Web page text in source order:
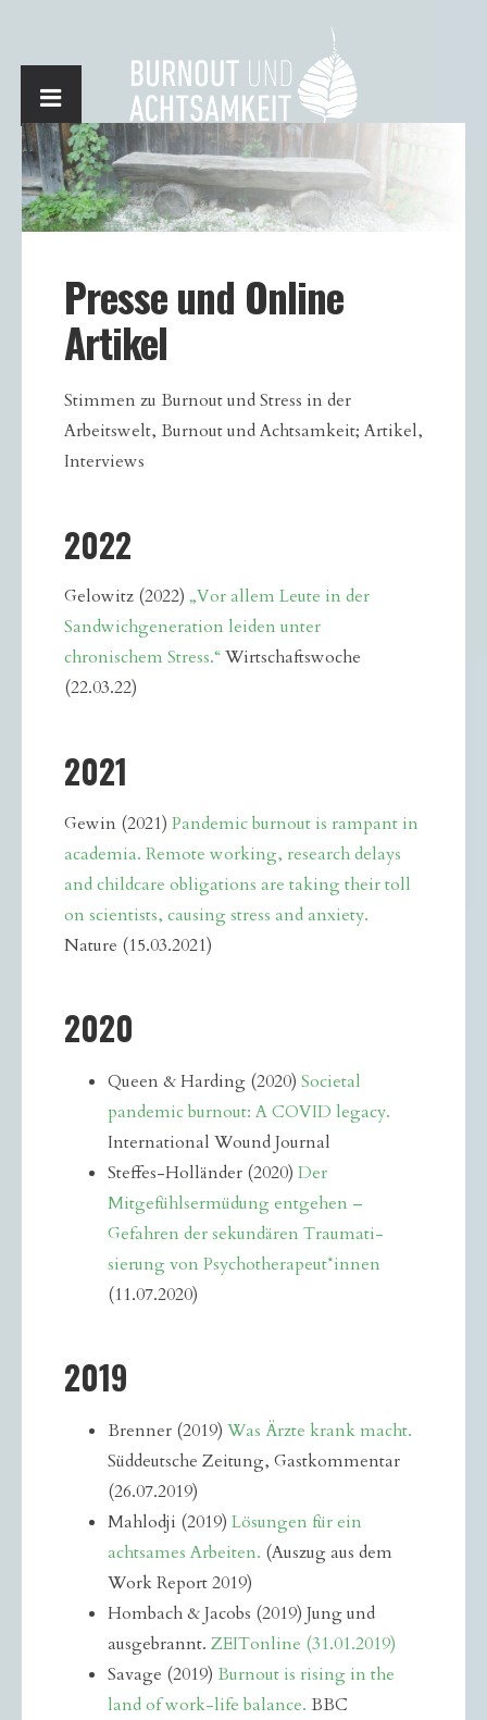
Presse und Online
Artikel
Stimmen zu Burnout und Stress in der
Arbeitswelt, Burnout und Achtsamkeit; Artikel,
Interviews
2022
Gelowitz (2022) „Vor allem Leute in der
Sandwichgeneration leiden unter
chronischem Stress.“Wirtschaftswoche
(22.03.22)
2021
Gewin (2021) Pandemic burnout is rampant in
academia. Remote working, research delays
and childcare obligations are taking their toll
on scientists, causing stress and anxiety.
Nature (15.03.2021)
2020
Queen & Harding (2020) Societal
pandemic burnout: A COVID legacy.
International Wound Journal
Steffes-Holländer (2020) Der
Mitgefühlsermüdung entgehen –
Gefahren der sekundären Traumati­
sierung von Psychotherapeut*innen
(11.07.2020)
2019
Brenner (2019) Was Ärzte krank macht.
Süddeutsche Zeitung, Gastkommentar
(26.07.2019)
Mahlodji (2019) Lösungen für ein
achtsames Arbeiten. (Auszug aus dem
Work Report 2019)
Hombach & Jacobs (2019) Jung und
ausgebrannt. ZEITonline (31.01.2019)
Savage (2019) Burnout is rising in the
land of work-life balance. BBC